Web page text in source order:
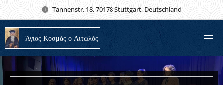
Tannenstr. 18, 70178 Stuttgart, Deutschland
Άγιος Κοσμάς ο Αιτωλός